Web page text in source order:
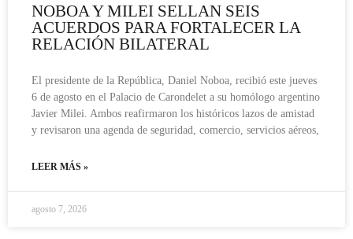
NOBOA Y MILEI SELLAN SEIS
ACUERDOS PARA FORTALECER LA
RELACIÓN BILATERAL
El presidente de la República, Daniel Noboa, recibió este jueves
6 de agosto en el Palacio de Carondelet a su homólogo argentino
Javier Milei. Ambos reafirmaron los históricos lazos de amistad
y revisaron una agenda de seguridad, comercio, servicios aéreos,
LEER MÁS »
agosto 7, 2026